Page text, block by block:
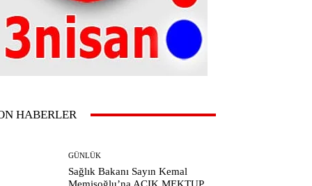
HABERLER
GÜNLÜK
Sağlık Bakanı Sayın Kemal